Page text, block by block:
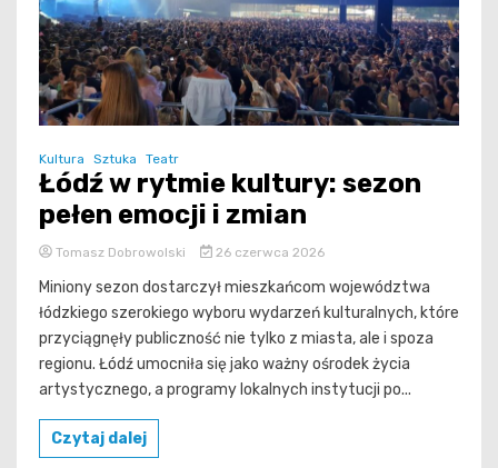
Kultura Sztuka Teatr
Łódź w rytmie kultury: sezon
pełen emocji i zmian
Tomasz Dobrowolski 26 czerwca 2026
Miniony sezon dostarczył mieszkańcom województwa
łódzkiego szerokiego wyboru wydarzeń kulturalnych, które
przyciągnęły publiczność nie tylko z miasta, ale i spoza
regionu. Łódź umocniła się jako ważny ośrodek życia
artystycznego, a programy lokalnych instytucji po...
Czytaj dalej